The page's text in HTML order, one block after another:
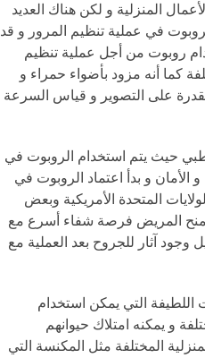
المنزلية و لكن هناك العديد
في عملية تنظيم المرور و قد
روبوت من أجل عملية تنظيم
كما أنه مزود بأضواء حمراء و
على التصوير و قياس السرعة
حيث يتم استخدام الروبوت في
الأمان و بدأ اعتماد الروبوت في
في الولايات المتحدة الأمريكية وبعض
يمنح المريض فرصة شفاء أسرع مع
وجود آثار للجروح بعد العملية مع
اللطيفة التي يمكن استخدام
و يمكنه امتلاك حيوانهم
المختلفة مثل المكنسة التي